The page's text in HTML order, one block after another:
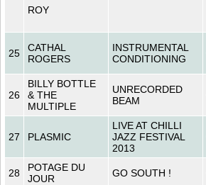
ROY
25
CATHAL
ROGERS
INSTRUMENTAL
CONDITIONING
26
BILLY BOTTLE
& THE
MULTIPLE
UNRECORDED
BEAM
27 PLASMIC
LIVE AT CHILLI
JAZZ FESTIVAL
2013
28
POTAGE DU
JOUR
GO SOUTH !